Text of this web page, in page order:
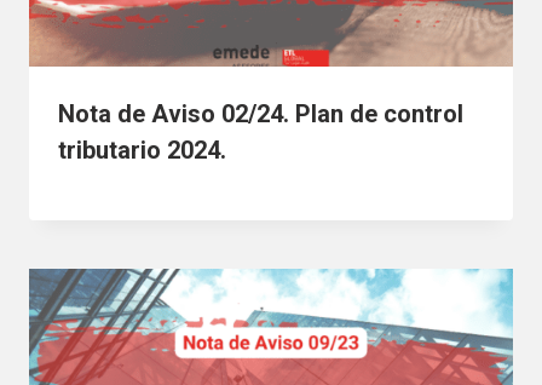
Nota de Aviso 02/24. Plan de control
tributario 2024.